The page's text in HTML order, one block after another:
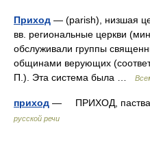
Приход — (parish), низшая
вв. региональные церкви
обслуживали группы
общинами верующих
П.). Эта система была …
приход — ПРИХОД,
русской речи